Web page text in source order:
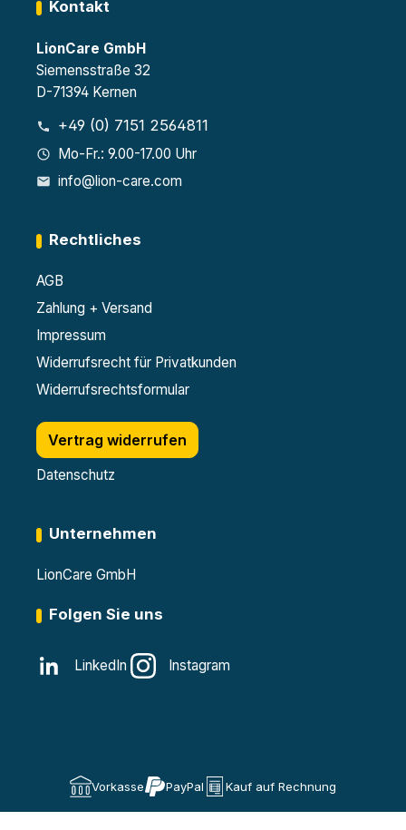
Kontakt
LionCare GmbH
Siemensstraße 32
D-71394 Kernen
+49 (0) 7151 2564811
Mo-Fr.: 9.00-17.00 Uhr
info@lion-care.com
Rechtliches
AGB
Zahlung + Versand
Impressum
Widerrufsrecht für Privatkunden
Widerrufsrechtsformular
Vertrag widerrufen
Datenschutz
Unternehmen
LionCare GmbH
Folgen Sie uns
LinkedIn Instagram
Vorkasse PayPal Kauf auf Rechnung